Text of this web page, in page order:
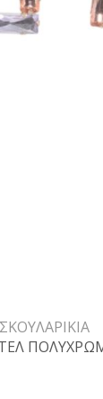
ΣΚΟΥΛΑΡΊΚΙΑ